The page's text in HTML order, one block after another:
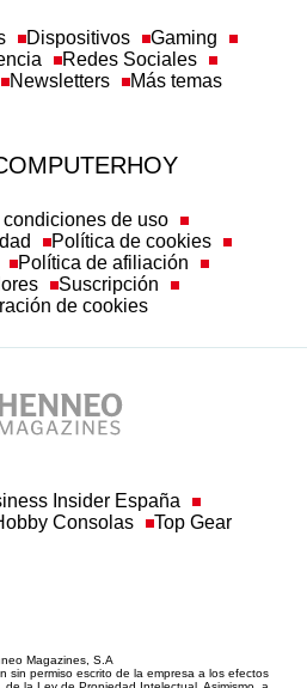
Redes Sociales
Newsletters Más temas
Política de cookies
Política de afiliación
Suscripción
de cookies
Consolas Top Gear
la Ley de Propiedad Intelectual. Asimismo, a
33.1 de Ley de Propiedad Intelectual, la